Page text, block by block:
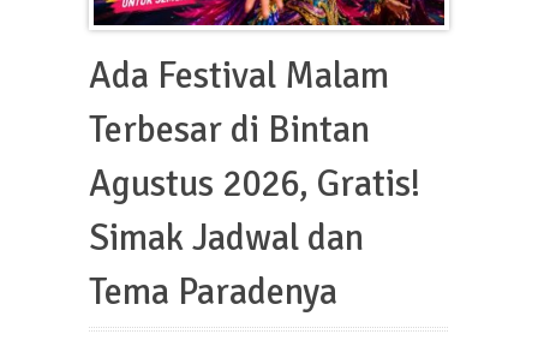
Ada Festival Malam
Terbesar di Bintan
Agustus 2026, Gratis!
Simak Jadwal dan
Tema Paradenya